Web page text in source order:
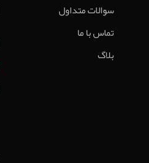
سوالات متداول
تماس با ما
بلاگ